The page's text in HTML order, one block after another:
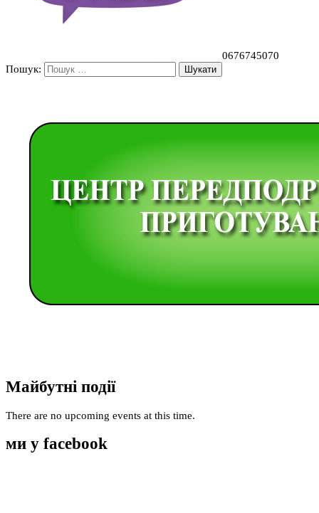
0676745070
Пошук:
Майбутні події
There are no upcoming events at this time.
ми у facebook